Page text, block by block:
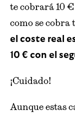
te cobrará 10
como se
el coste real
10 € con el
¡Cuidado!
Aunque estas